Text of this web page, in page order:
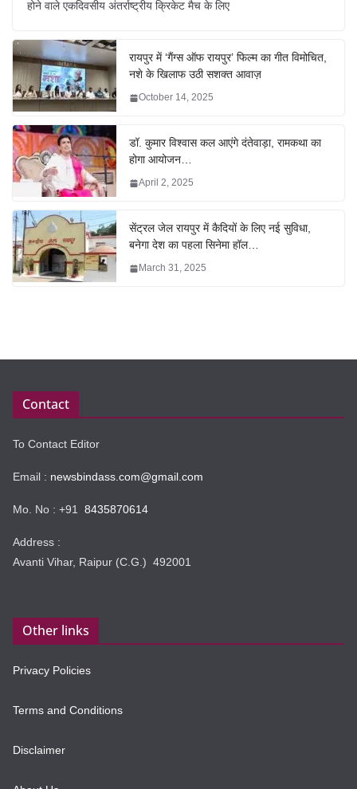
होने वाले एकदिवसीय अंतर्राष्ट्रीय क्रिकेट मैच के लिए
रायपुर में ‘गैंग्स ऑफ रायपुर’ फिल्म का गीत विमोचित,
नशे के खिलाफ उठी सशक्त आवाज़
October 14, 2025
डॉ. कुमार विश्वास कल आएंगे दंतेवाड़ा, रामकथा का
होगा आयोजन…
April 2, 2025
सेंट्रल जेल रायपुर में कैदियों के लिए नई सुविधा,
बनेगा देश का पहला सिनेमा हॉल…
March 31, 2025
Contact
To Contact Editor
Email : newsbindass.com@gmail.com
Mo. No : +91 8435870614
Address :
Avanti Vihar, Raipur (C.G.) 492001
Other links
Privacy Policies
Terms and Conditions
Disclaimer